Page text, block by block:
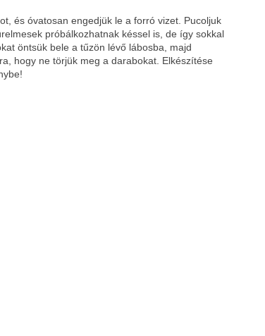
és óvatosan engedjük le a forró vizet. Pucoljuk
próbálkozhatnak késsel is, de így sokkal
öntsük bele a tűzön lévő lábosba, majd
hogy ne törjük meg a darabokat. Elkészítése